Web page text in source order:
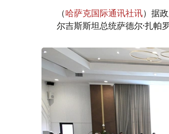
（哈萨克国际通讯社讯）据
尔吉斯斯坦总统萨德尔·扎帕